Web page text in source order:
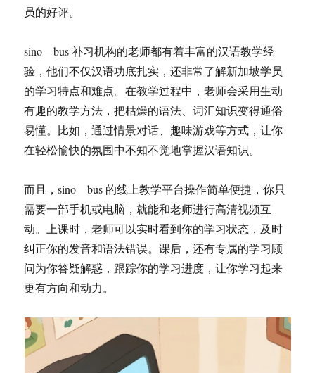
员的好评。
sino – bus 补习机构的老师都有着丰富的汉语教学经
验，他们不仅汉语功底扎实，还非常了解新加坡学员
的学习特点和难点。在教学过程中，老师会采用生动
有趣的教学方法，把枯燥的语法、词汇知识变得通俗
易懂。比如，通过情景对话、趣味游戏等方式，让你
在轻松愉快的氛围中不知不觉地掌握汉语知识。
而且，sino – bus 的线上教学平台操作简单便捷，你只
需要一部手机或电脑，就能和老师进行高清视频互
动。上课时，老师可以实时看到你的学习状态，及时
纠正你的发音和语法错误。课后，还有专属的学习顾
问为你答疑解惑，跟踪你的学习进度，让你学习起来
更有方向和动力。